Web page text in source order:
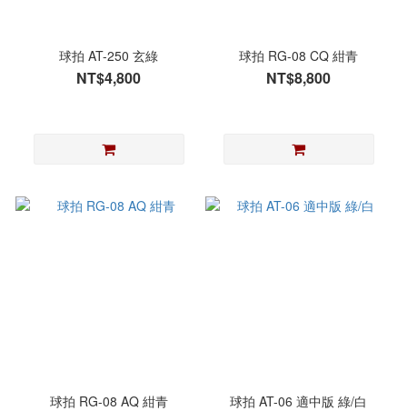
球拍 AT-250 玄綠
NT$4,800
球拍 RG-08 CQ 紺青
NT$8,800
球拍 RG-08 AQ 紺青 球拍 AT-06 適中版 綠/白